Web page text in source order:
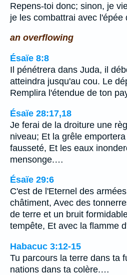
Repens-toi donc; sinon, je
je les combattrai avec l'épée
an overflowing
Ésaïe 8:8
Il pénétrera dans Juda, il
atteindra jusqu'au cou. Le
Remplira l'étendue de ton
Ésaïe 28:17,18
Je ferai de la droiture une
niveau; Et la grêle
fausseté, Et les eaux
mensonge.…
Ésaïe 29:6
C'est de l'Eternel des
châtiment, Avec des
de terre et un bruit
tempête, Et avec la flamme
Habacuc 3:12-15
Tu parcours la terre dans ta
nations dans ta colère.…